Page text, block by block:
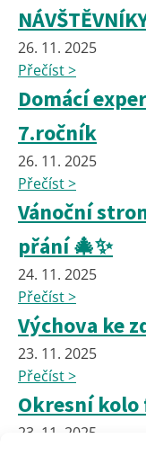
26. 11. 2025
Přečíst >
Domácí
7.ročník
26. 11. 2025
Přečíst >
Vánoční
přání 🎄✨
24. 11. 2025
Přečíst >
Výchova ke
23. 11. 2025
Přečíst >
Okresní
23. 11. 2025